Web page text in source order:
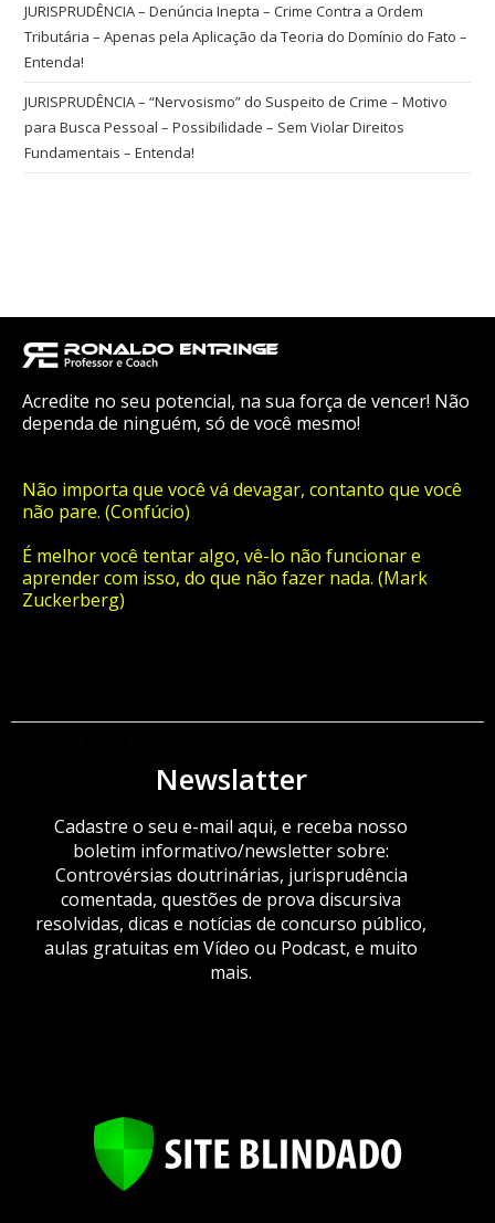
JURISPRUDÊNCIA – Denúncia Inepta – Crime Contra a Ordem
Tributária – Apenas pela Aplicação da Teoria do Domínio do Fato –
Entenda!
JURISPRUDÊNCIA – “Nervosismo” do Suspeito de Crime – Motivo
para Busca Pessoal – Possibilidade – Sem Violar Direitos
Fundamentais – Entenda!
Acredite no seu potencial, na sua força de vencer! Não
dependa de ninguém, só de você mesmo!
Não importa que você vá devagar, contanto que você
não pare. (Confúcio)
É melhor você tentar algo, vê-lo não funcionar e
aprender com isso, do que não fazer nada. (Mark
Zuckerberg)
Newslatter
Cadastre o seu e-mail aqui, e receba nosso
boletim informativo/newsletter sobre:
Controvérsias doutrinárias, jurisprudência
comentada, questões de prova discursiva
resolvidas, dicas e notícias de concurso público,
aulas gratuitas em Vídeo ou Podcast, e muito
mais.